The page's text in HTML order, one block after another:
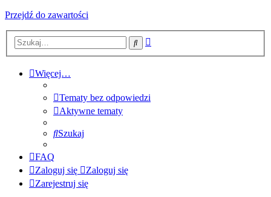
Przejdź do zawartości
Szukaj
Więcej…
Tematy bez odpowiedzi
Aktywne tematy
Szukaj
FAQ
Zaloguj się
Zaloguj się
Zarejestruj się